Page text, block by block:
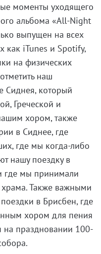
моменты уходящего
альбома «All-Night
выпущен на всех
как iTunes и Spotify,
на физических
наш
Сиднея, который
Греческой и
хором, также
в Сиднее, где
где мы когда-либо
нашу поездку в
где мы принимали
Также важными
в Брисбен, где
хором для пения
на праздновании 100-